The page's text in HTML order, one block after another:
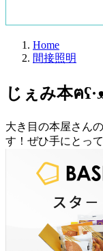
Home
間接照明
じぇみ本ฅ
大き目の本屋さん
す！ぜひ手にとっ